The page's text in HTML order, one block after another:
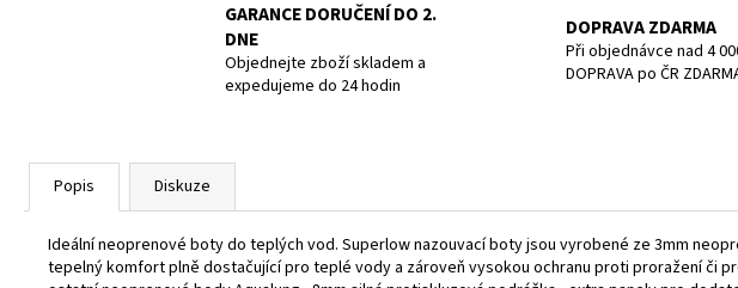
GARANCE DORUČENÍ DO 2.
DNE
Objednejte zboží skladem a
expedujeme do 24 hodin
DOPRAVA ZDARMA
Při objednávce nad 4
DOPRAVA po ČR
Popis Diskuze
Ideální neoprenové boty do teplých vod. Superlow nazouvací boty jsou vyrobené ze 3mm
tepelný komfort plně dostačující pro teplé vody a zároveň vysokou ochranu proti proražení či